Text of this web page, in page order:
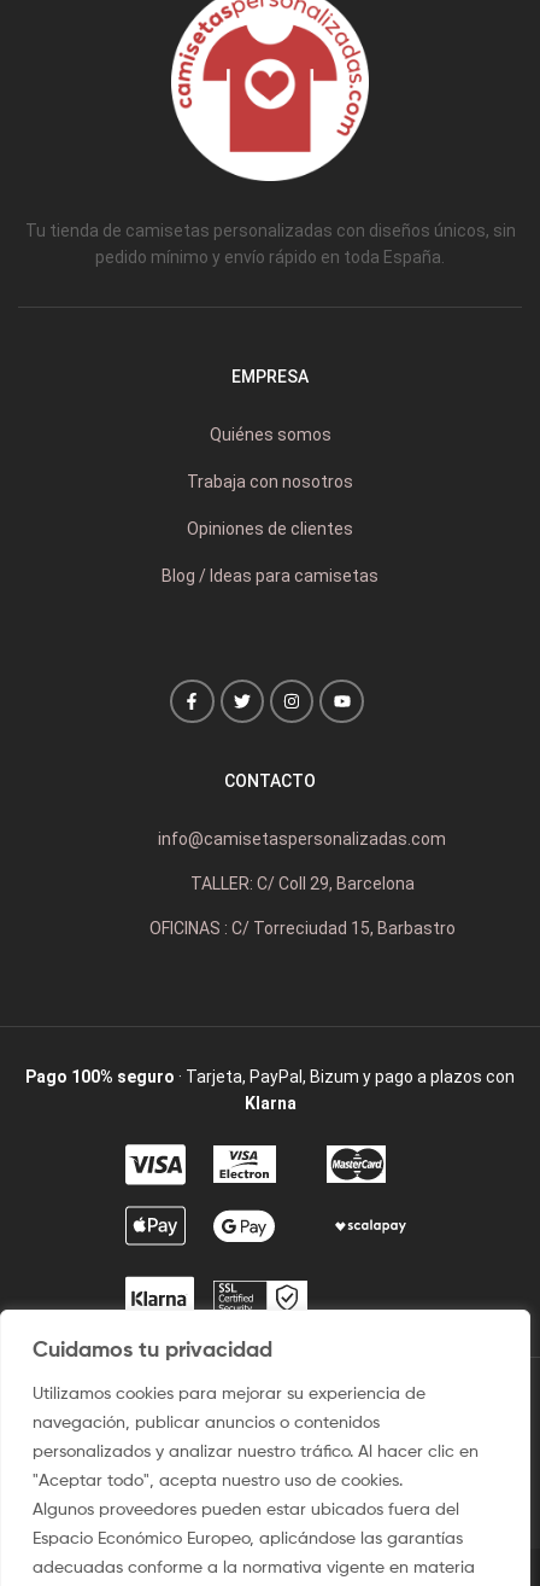
Cuidamos tu privacidad
Utilizamos cookies para mejorar su experiencia de
navegación, publicar anuncios o contenidos
personalizados y analizar nuestro tráfico. Al hacer clic en
"Aceptar todo", acepta nuestro uso de cookies.
Algunos proveedores pueden estar ubicados fuera del
Espacio Económico Europeo, aplicándose las garantías
adecuadas conforme a la normativa vigente en materia
Tu tienda de camisetas personalizadas con diseños únicos, sin
pedido mínimo y envío rápido en toda España.
EMPRESA
Quiénes somos
Trabaja con nosotros
Opiniones de clientes
Blog / Ideas para camisetas
CONTACTO
info@camisetaspersonalizadas.com
TALLER: C/ Coll 29, Barcelona
OFICINAS : C/ Torreciudad 15, Barbastro
Pago 100% seguro · Tarjeta, PayPal, Bizum y pago a plazos con
Klarna
2009 / ©2025 Camisetaspersonalizadas.com. Todos los derechos
reservados.
Aviso legal–Uso del sitio –Condiciones de venta– Política
de privacidad y Protección de Dato – Politica de Cookies